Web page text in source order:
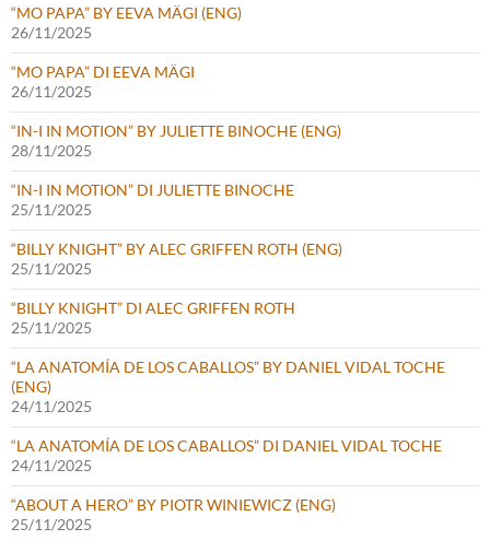
“MO PAPA” BY EEVA MÄGI (ENG)
26/11/2025
“MO PAPA” DI EEVA MÄGI
26/11/2025
“IN-I IN MOTION” BY JULIETTE BINOCHE (ENG)
28/11/2025
“IN-I IN MOTION” DI JULIETTE BINOCHE
25/11/2025
“BILLY KNIGHT” BY ALEC GRIFFEN ROTH (ENG)
25/11/2025
“BILLY KNIGHT” DI ALEC GRIFFEN ROTH
25/11/2025
“LA ANATOMÍA DE LOS CABALLOS” BY DANIEL VIDAL TOCHE
(ENG)
24/11/2025
“LA ANATOMÍA DE LOS CABALLOS” DI DANIEL VIDAL TOCHE
24/11/2025
“ABOUT A HERO” BY PIOTR WINIEWICZ (ENG)
25/11/2025